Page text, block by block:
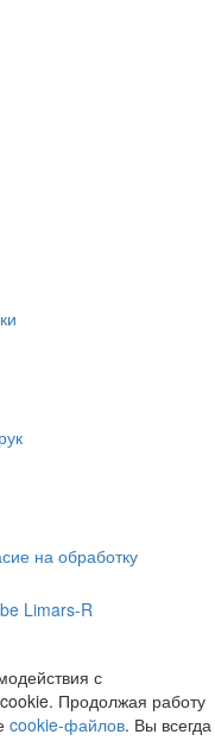
на обработку
с
Продолжая работу
cookie-файлов. Вы всегда